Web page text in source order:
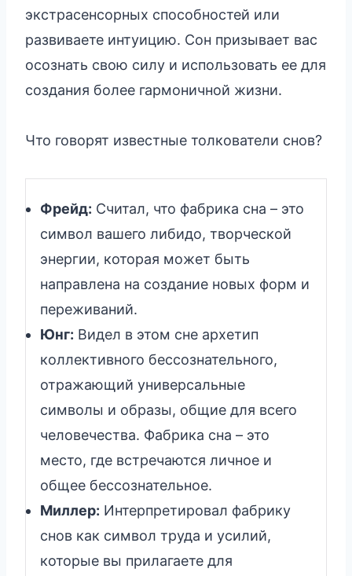
экстрасенсорных способностей или
развиваете интуицию. Сон призывает вас
осознать свою силу и использовать ее для
создания более гармоничной жизни.
Что говорят известные толкователи снов?
Фрейд: Считал, что фабрика сна – это
символ вашего либидо, творческой
энергии, которая может быть
направлена на создание новых форм и
переживаний.
Юнг: Видел в этом сне архетип
коллективного бессознательного,
отражающий универсальные
символы и образы, общие для всего
человечества. Фабрика сна – это
место, где встречаются личное и
общее бессознательное.
Миллер: Интерпретировал фабрику
снов как символ труда и усилий,
которые вы прилагаете для